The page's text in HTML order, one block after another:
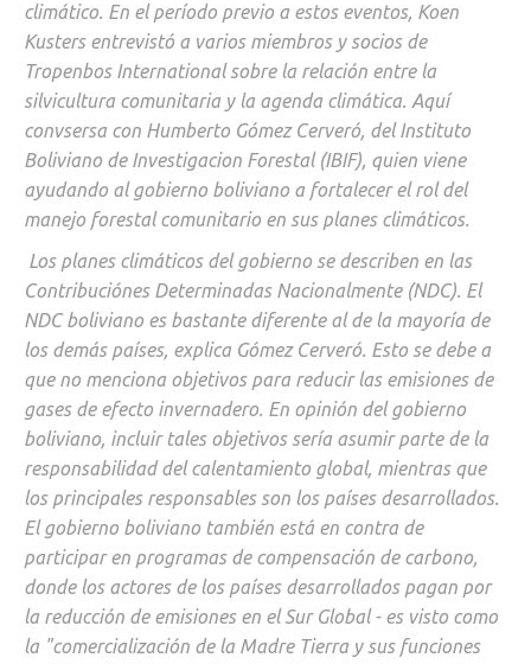
climático. En el período previo a estos eventos, Koen
Kusters entrevistó a varios miembros y socios de
Tropenbos International sobre la relación entre la
silvicultura comunitaria y la agenda climática. Aquí
convsersa con Humberto Gómez Cerveró, del Instituto
Boliviano de Investigacion Forestal (IBIF), quien viene
ayudando al gobierno boliviano a fortalecer el rol del
manejo forestal comunitario en sus planes climáticos.
Los planes climáticos del gobierno se describen en las
Contribuciónes Determinadas Nacionalmente (NDC). El
NDC boliviano es bastante diferente al de la mayoría de
los demás países, explica Gómez Cerveró. Esto se debe a
que no menciona objetivos para reducir las emisiones de
gases de efecto invernadero. En opinión del gobierno
boliviano, incluir tales objetivos sería asumir parte de la
responsabilidad del calentamiento global, mientras que
los principales responsables son los países desarrollados.
El gobierno boliviano también está en contra de
participar en programas de compensación de carbono,
donde los actores de los países desarrollados pagan por
la reducción de emisiones en el Sur Global - es visto como
la "comercialización de la Madre Tierra y sus funciones